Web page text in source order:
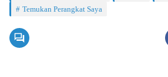
Temukan Perangkat Saya